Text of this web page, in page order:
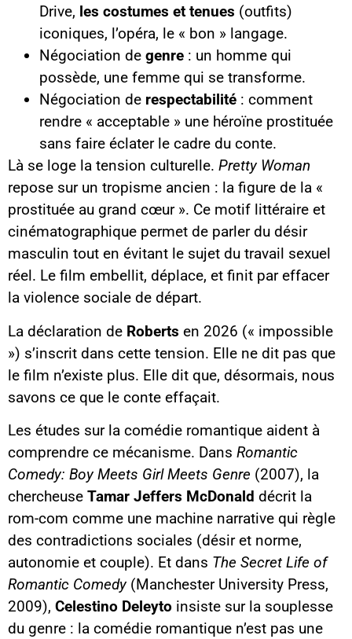
Drive, les costumes et tenues (outfits)
iconiques, l’opéra, le « bon » langage.
Négociation de genre : un homme qui
possède, une femme qui se transforme.
Négociation de respectabilité : comment
rendre « acceptable » une héroïne prostituée
sans faire éclater le cadre du conte.
Là se loge la tension culturelle. Pretty Woman
repose sur un tropisme ancien : la figure de la «
prostituée au grand cœur ». Ce motif littéraire et
cinématographique permet de parler du désir
masculin tout en évitant le sujet du travail sexuel
réel. Le film embellit, déplace, et finit par effacer
la violence sociale de départ.
La déclaration de Roberts en 2026 (« impossible
») s’inscrit dans cette tension. Elle ne dit pas que
le film n’existe plus. Elle dit que, désormais, nous
savons ce que le conte effaçait.
Les études sur la comédie romantique aident à
comprendre ce mécanisme. Dans Romantic
Comedy: Boy Meets Girl Meets Genre (2007), la
chercheuse Tamar Jeffers McDonald décrit la
rom-com comme une machine narrative qui règle
des contradictions sociales (désir et norme,
autonomie et couple). Et dans The Secret Life of
Romantic Comedy(Manchester University Press,
2009), Celestino Deleyto insiste sur la souplesse
du genre : la comédie romantique n’est pas une